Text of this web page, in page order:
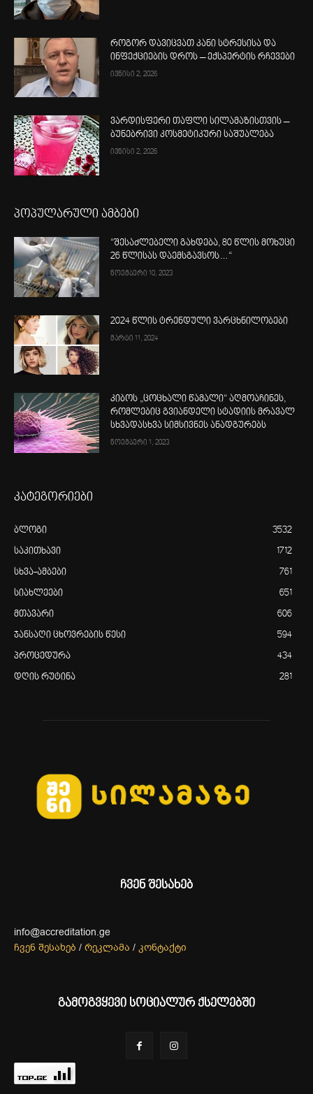
როგორ დავიცვათ კანი სტრესისა და
ინფექციების დროს – ექსპერტის რჩევები
ივნისი 2, 2026
ვარდისფერი თაფლი სილამაზისთვის –
ბუნებრივი კოსმეტიკური საშუალება
ივნისი 2, 2026
პოპულარული ამბები
“შესაძლებელი გახდება, 80 წლის მოხუცი
26 წლისას დაემსგავსოს…“
ნოემბერი 10, 2023
2024 წლის ტრენდული ვარცხნილობები
მარტი 11, 2024
კიბოს „ცოცხალი წამალი“ აღმოაჩინეს,
რომლებიც გვიანდელი სტადიის მრავალ
სხვადასხვა სიმსივნეს ანადგურებს
ნოემბერი 1, 2023
კატეგორიები
ბლოგი 3532
საკითხავი 1712
სხვა-ამბები 761
სიახლეები 651
მთავარი 606
ჯანსაღი ცხოვრების წესი 594
პროცედურა 434
დღის რუტინა 281
ჩვენ შესახებ
info@accreditation.ge
ჩვენ შესახებ / რეკლამა / კონტაქტი
გამოგვყევი სოციალურ ქსელებში